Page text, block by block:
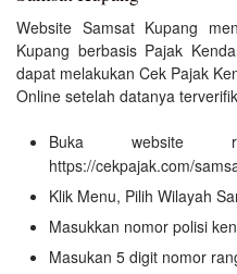
Website Samsat Kupang
Kupang berbasis Pajak
dapat melakukan Cek Pajak
Online setelah datanya
Buka website
https://cekpajak.com/
Klik Menu, Pilih Wilayah
Masukkan nomor polisi
Masukan 5 digit nomor